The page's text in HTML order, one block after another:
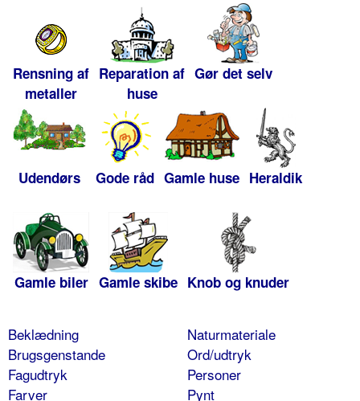
Rensning af
metaller
Reparation af
huse
Gør det selv
Udendørs Gode råd Gamle huse Heraldik
Gamle biler Gamle skibe Knob og knuder
Beklædning
Brugsgenstande
Fagudtryk
Farver
Naturmateriale
Ord/udtryk
Personer
Pynt